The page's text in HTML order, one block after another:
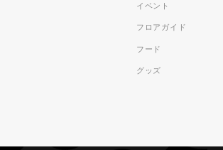
イベント
フロアガイド
フード
グッズ